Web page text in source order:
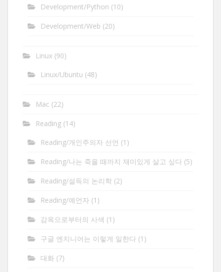
Development/Python (10)
Development/Web (20)
Linux (90)
Linux/Ubuntu (48)
Mac (22)
Reading (14)
Reading/개인주의자 선언 (1)
Reading/나는 죽을 때까지 재미있게 살고 싶다 (5)
Reading/설득의 논리학 (2)
Reading/예언자 (1)
감옥으로부터의 사색 (1)
구글 엔지니어는 이렇게 일한다 (1)
대화 (7)